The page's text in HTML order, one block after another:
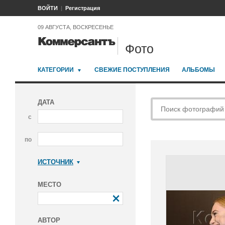
ВОЙТИ Регистрация
09 АВГУСТА, ВОСКРЕСЕНЬЕ
Фото
КАТЕГОРИИ СВЕЖИЕ ПОСТУПЛЕНИЯ АЛЬБОМЫ
ДАТА
с
по
ИСТОЧНИК
МЕСТО
АВТОР